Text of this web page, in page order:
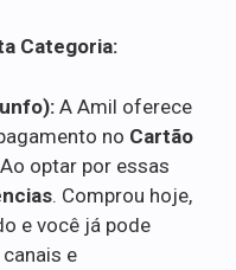
Categoria:
A Amil oferece
no Cartão
optar por essas
. Comprou hoje,
e você já pode
e